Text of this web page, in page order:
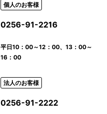
個人のお客様
0256-91-2216
平日10：00～12：00、13：00～
16：00
法人のお客様
0256-91-2222